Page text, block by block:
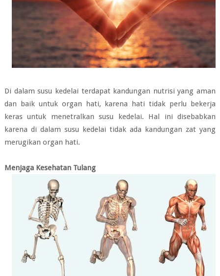
Di dalam susu kedelai terdapat kandungan nutrisi yang aman
dan baik untuk organ hati, karena hati tidak perlu bekerja
keras untuk menetralkan susu kedelai. Hal ini disebabkan
karena di dalam susu kedelai tidak ada kandungan zat yang
merugikan organ hati.
Menjaga Kesehatan Tulang